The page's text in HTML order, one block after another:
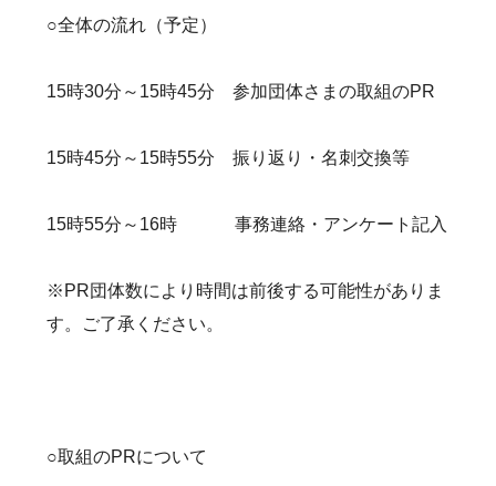
○全体の流れ（予定）
15時30分～15時45分 参加団体さまの取組のPR
15時45分～15時55分 振り返り・名刺交換等
15時55分～16時 事務連絡・アンケート記入
※PR団体数により時間は前後する可能性がありま
す。ご了承ください。
○取組のPRについて